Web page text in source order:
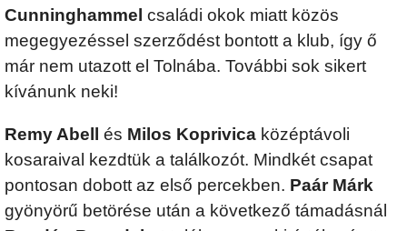
Cunninghammel családi okok miatt közös
megegyezéssel szerződést bontott a klub, így ő
már nem utazott el Tolnába. További sok sikert
kívánunk neki!
Remy Abell és Milos Koprivica középtávoli
kosaraival kezdtük a találkozót. Mindkét csapat
pontosan dobott az első percekben. Paár Márk
gyönyörű betörése után a következő támadásnál